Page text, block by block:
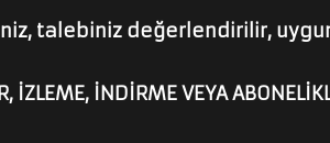
talebiniz değerlendirilir,
İZLEME, İNDİRME VEYA